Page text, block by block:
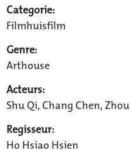
Categorie:
Filmhuisfilm
Genre:
Arthouse
Acteurs:
Shu Qi, Chang Chen,
Regisseur:
Ho Hsiao Hsien